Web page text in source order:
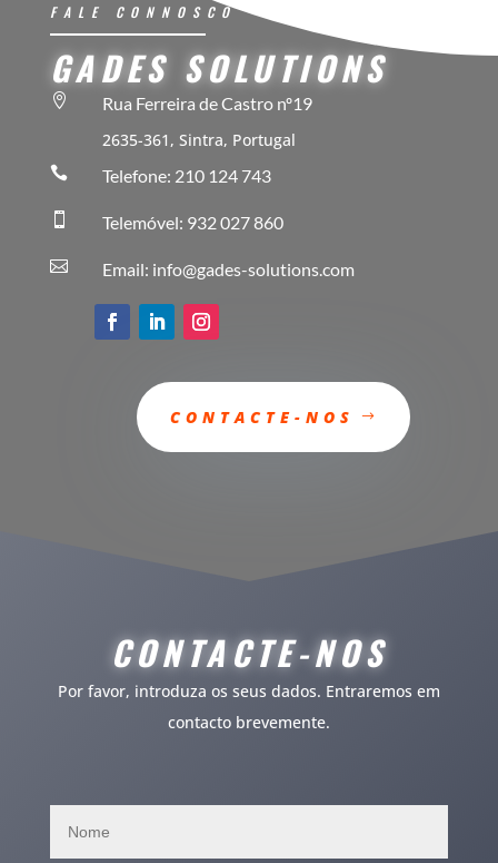
FALE CONNOSCO
GADES SOLUTIONS

Rua Ferreira de Castro nº19
2635-361, Sintra, Portugal
 Telefone: 210 124 743
 Telemóvel: 932 027 860
 Email: info@gades-solutions.com
CONTACTE-NOS
CONTACTE-NOS
Por favor, introduza os seus dados. Entraremos em
contacto brevemente.